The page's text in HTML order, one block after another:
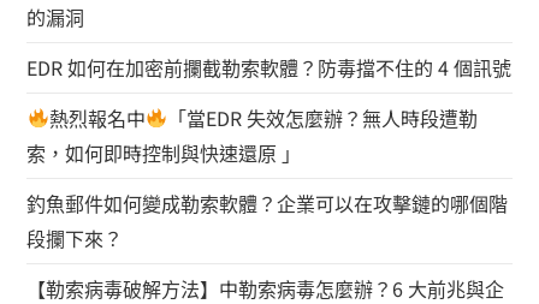
的漏洞
EDR 如何在加密前攔截勒索軟體？防毒擋不住的 4 個訊號
熱烈報名中
「當EDR 失效怎麼辦？無人時段遭勒
索，如何即時控制與快速還原 」
釣魚郵件如何變成勒索軟體？企業可以在攻擊鏈的哪個階
段攔下來？
【勒索病毒破解方法】中勒索病毒怎麼辦？6 大前兆與企